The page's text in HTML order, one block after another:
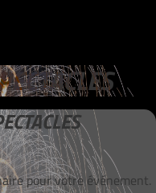
pour votre événement.